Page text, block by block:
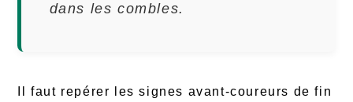
dans les combles.
Il faut repérer les signes avant-coureurs de fin